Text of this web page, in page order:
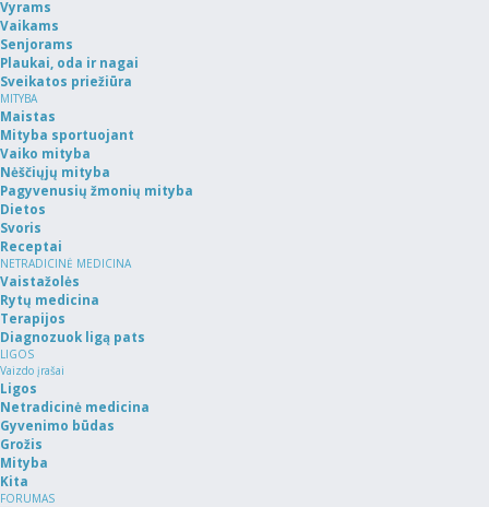
Vyrams
Vaikams
Senjorams
Plaukai, oda ir nagai
Sveikatos priežiūra
MITYBA
Maistas
Mityba sportuojant
Vaiko mityba
Nėščiųjų mityba
Pagyvenusių žmonių mityba
Dietos
Svoris
Receptai
NETRADICINĖ MEDICINA
Vaistažolės
Rytų medicina
Terapijos
Diagnozuok ligą pats
LIGOS
Vaizdo įrašai
Ligos
Netradicinė medicina
Gyvenimo būdas
Grožis
Mityba
Kita
FORUMAS